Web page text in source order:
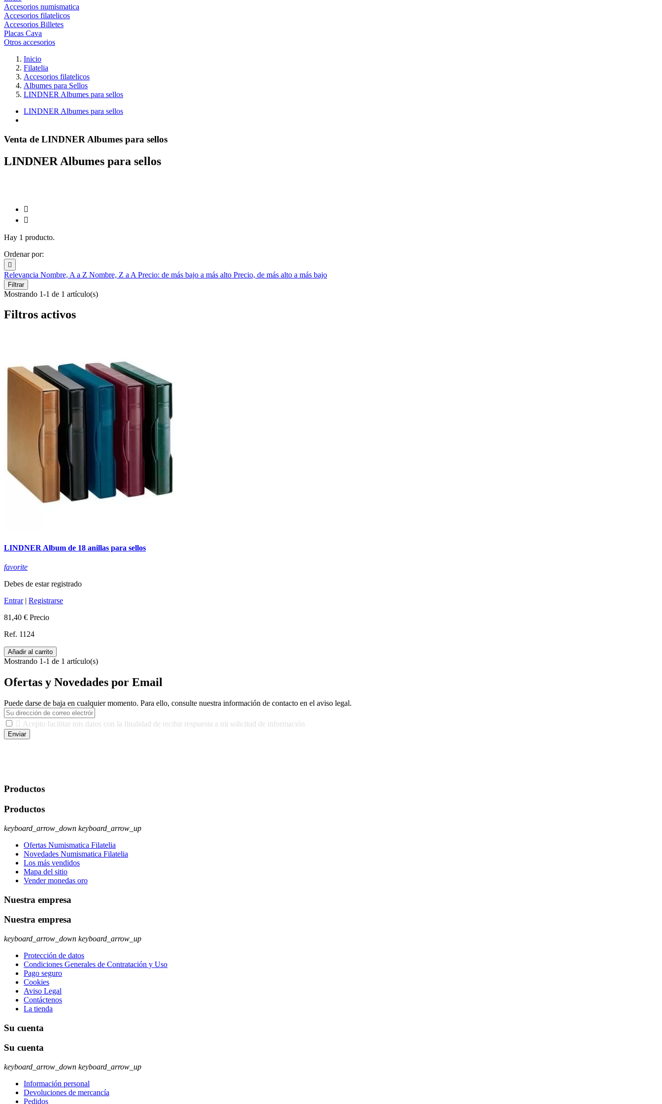
Accesorios numismatica
Accesorios filatelicos
Accesorios Billetes
Placas Cava
Otros accesorios
Inicio
Filatelia
Accesorios filatelicos
Albumes para Sellos
LINDNER Albumes para sellos
LINDNER Albumes para sellos
Venta de LINDNER Albumes para sellos
LINDNER Albumes para sellos


Hay 1 producto.
Ordenar por:

Relevancia Nombre, A a Z Nombre, Z a A Precio: de más bajo a más alto Precio, de más alto a más bajo
Filtrar
Mostrando 1-1 de 1 artículo(s)
Filtros activos
LINDNER Album de 18 anillas para sellos
favorite
Debes de estar registrado
Entrar| Registrarse
81,40 € Precio
Ref. 1124
Añadir al carrito
Mostrando 1-1 de 1 artículo(s)
Ofertas y Novedades por Email
Puede darse de baja en cualquier momento. Para ello, consulte nuestra información de contacto en el aviso legal.
 Acepto facilitar mis datos con la finalidad de recibir respuesta a mi solicitud de información
Enviar
Productos
Productos
keyboard_arrow_down keyboard_arrow_up
Ofertas Numismatica Filatelia
Novedades Numismatica Filatelia
Los más vendidos
Mapa del sitio
Vender monedas oro
Nuestra empresa
Nuestra empresa
keyboard_arrow_down keyboard_arrow_up
Protección de datos
Condiciones Generales de Contratación y Uso
Pago seguro
Cookies
Aviso Legal
Contáctenos
La tienda
Su cuenta
Su cuenta
keyboard_arrow_down keyboard_arrow_up
Información personal
Devoluciones de mercancía
Pedidos